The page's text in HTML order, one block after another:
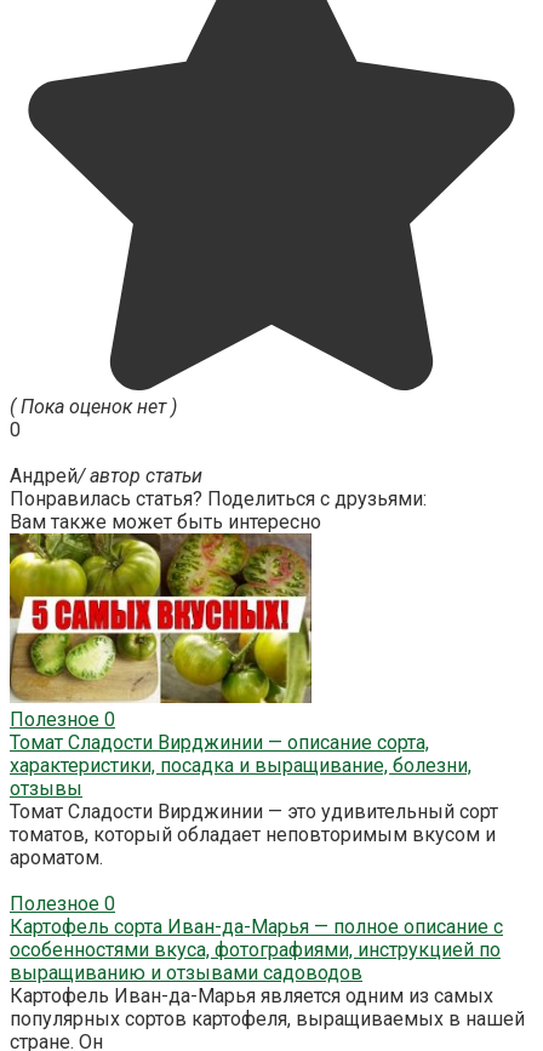
( Пока оценок нет )
0
Андрей/ автор статьи
Понравилась статья? Поделиться с друзьями:
Вам также может быть интересно
Полезное 0
Томат Сладости Вирджинии — описание сорта,
характеристики, посадка и выращивание, болезни,
отзывы
Томат Сладости Вирджинии — это удивительный сорт
томатов, который обладает неповторимым вкусом и
ароматом.
Полезное 0
Картофель сорта Иван-да-Марья — полное описание с
особенностями вкуса, фотографиями, инструкцией по
выращиванию и отзывами садоводов
Картофель Иван-да-Марья является одним из самых
популярных сортов картофеля, выращиваемых в нашей
стране. Он